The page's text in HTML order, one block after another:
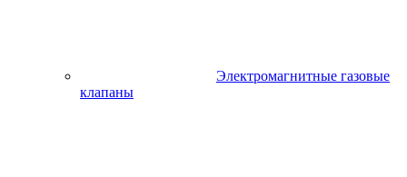
Электромагнитные газовые
клапаны